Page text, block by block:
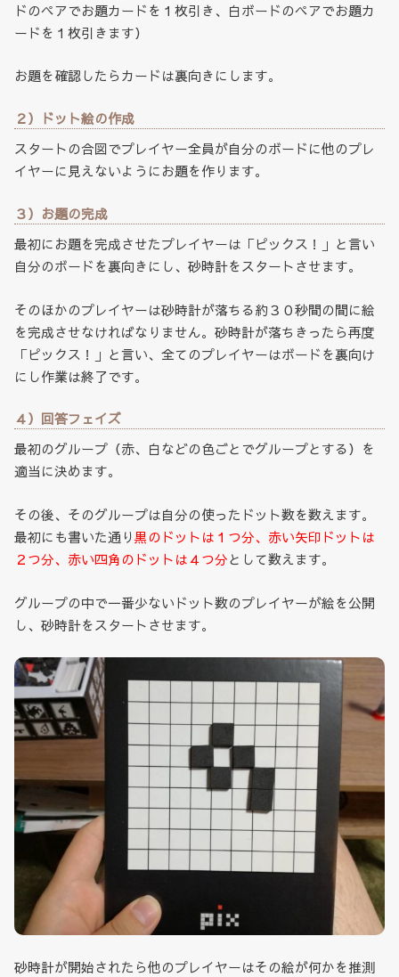
ドのペアでお題カードを１枚引き、白ボードのペアでお題カ
ードを１枚引きます）
お題を確認したらカードは裏向きにします。
２）ドット絵の作成
スタートの合図でプレイヤー全員が自分のボードに他のプレ
イヤーに見えないようにお題を作ります。
３）お題の完成
最初にお題を完成させたプレイヤーは「ピックス！」と言い
自分のボードを裏向きにし、砂時計をスタートさせます。
そのほかのプレイヤーは砂時計が落ちる約３０秒間の間に絵
を完成させなければなりません。砂時計が落ちきったら再度
「ピックス！」と言い、全てのプレイヤーはボードを裏向け
にし作業は終了です。
４）回答フェイズ
最初のグループ（赤、白などの色ごとでグループとする）を
適当に決めます。
その後、そのグループは自分の使ったドット数を数えます。
最初にも書いた通り黒のドットは１つ分、赤い矢印ドットは
２つ分、赤い四角のドットは４つ分として数えます。
グループの中で一番少ないドット数のプレイヤーが絵を公開
し、砂時計をスタートさせます。
砂時計が開始されたら他のプレイヤーはその絵が何かを推測